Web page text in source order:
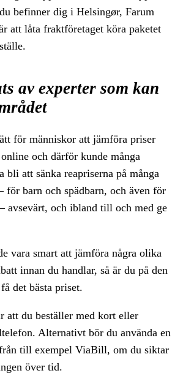
befinner dig i Helsingør, Farum
att låta fraktföretaget köra paketet
av experter som kan
för människor att jämföra priser
och därför kunde många
bli att sänka reapriserna på många
för barn och spädbarn, och även för
avsevärt, och ibland till och med ge
vara smart att jämföra några olika
innan du handlar, så är du på den
det bästa priset.
att du beställer med kort eller
Alternativt bör du använda en
till exempel ViaBill, om du siktar
över tid.